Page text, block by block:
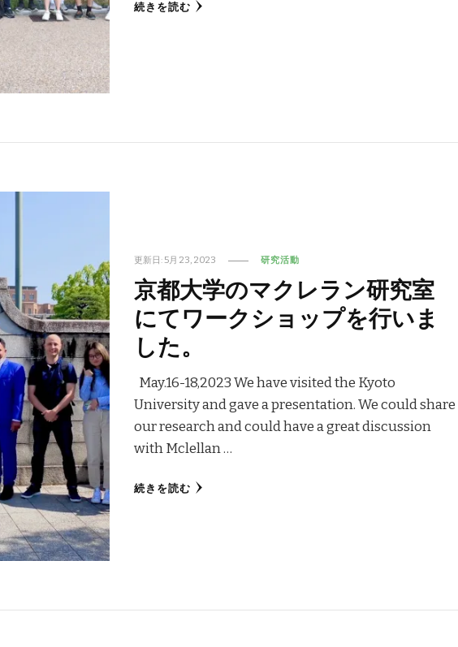
続きを読む
更新日:5月 23, 2023 研究活動
京都大学のマクレラン研究室
にてワークショップを行いま
した。
May.16-18,2023 We have visited the Kyoto
University and gave a presentation. We could share
our research and could have a great discussion
with Mclellan …
続きを読む